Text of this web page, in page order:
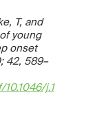
T, and
young
onset
42, 589–
j.1